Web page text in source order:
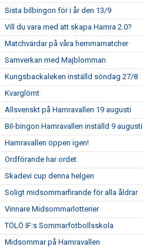
Sista bilbingon för i år den 13/9
Vill du vara med att skapa Hamra 2.0?
Matchvärdar på våra hemmamatcher
Samverkan med Majblomman
Kungsbackaleken inställd söndag 27/8
Kvarglömt
Allsvenskt på Hamravallen 19 augusti
Bil-bingon Hamravallen inställd 9 augusti
Hamravallen öppen igen!
Ordförande har ordet
Skadevi cup denna helgen
Soligt midsommarfirande för alla åldrar
Vinnare Midsommarlotterier
TÖLÖ IF:s Sommarfotbollsskola
Midsommar på Hamravallen